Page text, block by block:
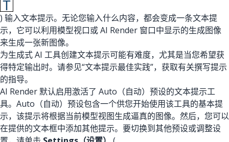
) 输入文本提示。无论您输入什么内容，都会变成一条文本提
示，它可以利用模型视口或 AI Render 窗口中显示的生成图像
来生成一张新图像。
为生成式 AI 工具创建文本提示可能有难度，尤其是当您希望获
得特定输出时。请参见“文本提示最佳实践”，获取有关撰写提示
的指导。
AI Render 默认启用激活了 Auto（自动）预设的文本提示工
具。Auto（自动）预设包含一个供您开始使用该工具的基本提
示，该提示将根据当前模型视图生成逼真的图像。然后，您可以
在提供的文本框中添加其他提示。要切换到其他预设或调整设